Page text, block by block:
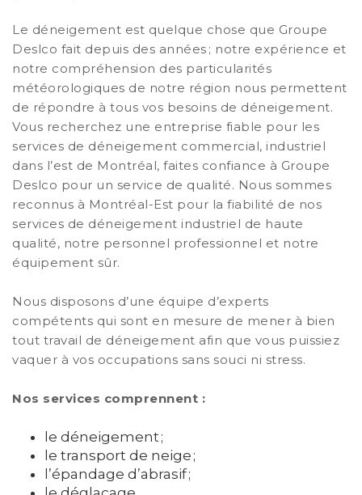
Le déneigement est quelque chose que Groupe
Deslco fait depuis des années ; notre expérience et
notre compréhension des particularités
météorologiques de notre région nous permettent
de répondre à tous vos besoins de déneigement.
Vous recherchez une entreprise fiable pour les
services de déneigement commercial, industriel
dans l’est de Montréal, faites confiance à Groupe
Deslco pour un service de qualité. Nous sommes
reconnus à Montréal-Est pour la fiabilité de nos
services de déneigement industriel de haute
qualité, notre personnel professionnel et notre
équipement sûr.
Nous disposons d’une équipe d’experts
compétents qui sont en mesure de mener à bien
tout travail de déneigement afin que vous puissiez
vaquer à vos occupations sans souci ni stress.
Nos services comprennent :
le déneigement ;
le transport de neige ;
l’épandage d’abrasif ;